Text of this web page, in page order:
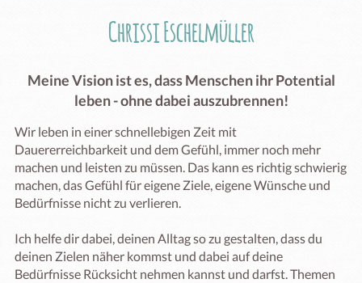
Chrissi Eschelmüller
Meine Vision ist es, dass Menschen ihr Potential
leben - ohne dabei auszubrennen!
Wir leben in einer schnellebigen Zeit mit
Dauererreichbarkeit und dem Gefühl, immer noch mehr
machen und leisten zu müssen. Das kann es richtig schwierig
machen, das Gefühl für eigene Ziele, eigene Wünsche und
Bedürfnisse nicht zu verlieren.
Ich helfe dir dabei, deinen Alltag so zu gestalten, dass du
deinen Zielen näher kommst und dabei auf deine
Bedürfnisse Rücksicht nehmen kannst und darfst. Themen